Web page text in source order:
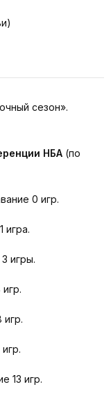
сезон».
НБА (по
0 игр.
игра.
игры.
игр.
13 игр.